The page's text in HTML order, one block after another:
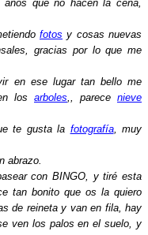
que no hacen la cena,
fotos y cosas nuevas
gracias por lo que me
en ese lugar tan bello me
los arboles,, parece nieve
te gusta la fotografía, muy
abrazo.
con BINGO, y tiré esta
tan bonito que os la quiero
de reineta y van en fila, hay
ven los palos en el suelo, y